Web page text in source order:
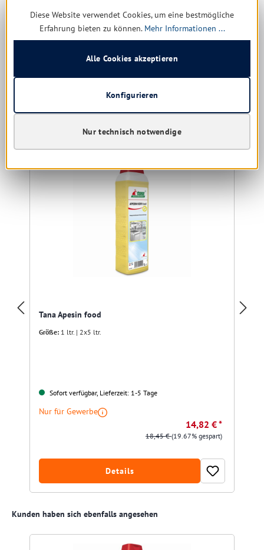
27,33 € * / 1 Liter
Produktgalerie überspringen
Tana Apesin food
Größe: 1 ltr. | 2x5 ltr.
Sofort verfügbar, Lieferzeit: 1-5 Tage
Nur für Gewerbe
14,82 € *
18,45 €(19.67% gespart)
Details
Produktgalerie überspringen
Kunden haben sich ebenfalls angesehen
Diese Website verwendet Cookies, um eine bestmögliche
Erfahrung bieten zu können. Mehr Informationen ...
Nur technisch notwendige
Konfigurieren
Alle Cookies akzeptieren